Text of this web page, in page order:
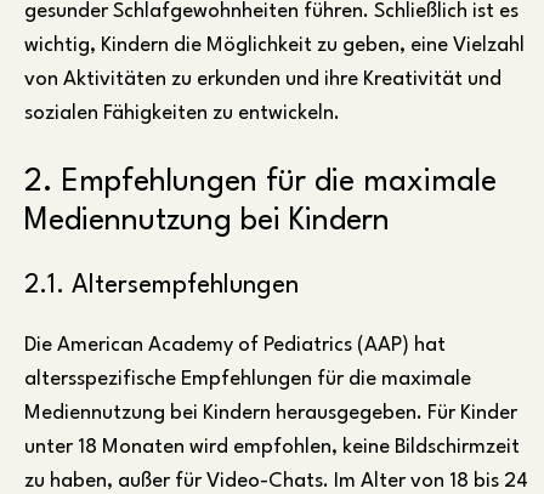
gesunder Schlafgewohnheiten führen. Schließlich ist es
wichtig, Kindern die Möglichkeit zu geben, eine Vielzahl
von Aktivitäten zu erkunden und ihre Kreativität und
sozialen Fähigkeiten zu entwickeln.
2. Empfehlungen für die maximale
Mediennutzung bei Kindern
2.1. Altersempfehlungen
Die American Academy of Pediatrics (AAP) hat
altersspezifische Empfehlungen für die maximale
Mediennutzung bei Kindern herausgegeben. Für Kinder
unter 18 Monaten wird empfohlen, keine Bildschirmzeit
zu haben, außer für Video-Chats. Im Alter von 18 bis 24